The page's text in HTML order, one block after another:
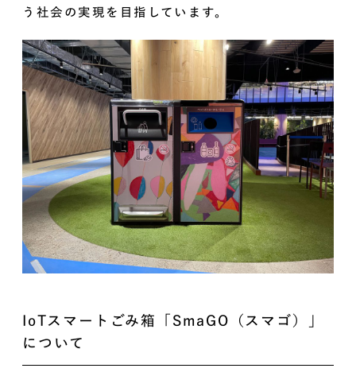
う社会の実現を目指しています。
IoTスマートごみ箱「SmaGO（スマゴ）」
について